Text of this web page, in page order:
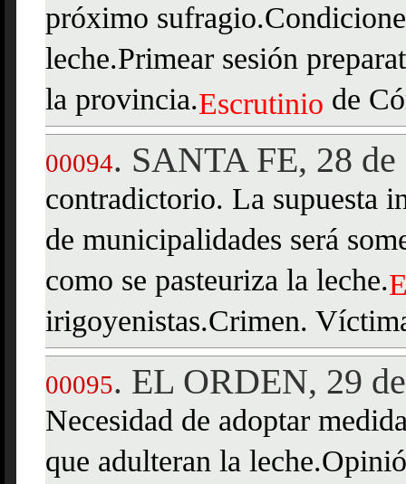
próximo
leche.Primear sesión
la provincia.Escrutinio de
00094. SANTA FE, 28
contradictorio. La supuesta
de municipalidades será
como se pasteuriza la leche.
irigoyenistas.Crimen.
00095. EL ORDEN, 29
Necesidad de adoptar
que adulteran la